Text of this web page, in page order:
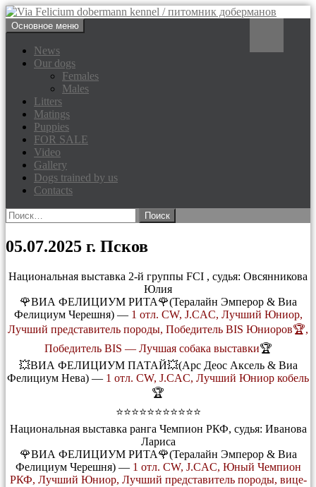
Via Felicium dobermann
kennel / питомник доберманов
Основное меню
к
News
Our dogs
Females
Males
Litters
Matings
Puppies
FOR SALE
Video
Gallery
Dogs trained by us
Contacts
Найти:
05.07.2025 г. Псков
Национальная выставка 2-й группы FCI , судья: Овсянникова
Юлия
🌹ВИА ФЕЛИЦИУМ РИТА🌹(Тералайн Эмперор & Виа
Фелициум Черешня) — 1 отл. CW, J.CAC, Лучший Юниор,
Лучший представитель породы, Победитель BIS Юниоров🏆,
Победитель BIS — Лучшая собака выставки🏆
💥ВИА ФЕЛИЦИУМ ПАТАЙ💥(Арс Деос Аксель & Виа
Фелициум Нева) — 1 отл. CW, J.CAC, Лучший Юниор кобель
🏆
⭐⭐⭐⭐⭐⭐⭐⭐⭐⭐⭐
Национальная выставка ранга Чемпион РКФ, судья: Иванова
Лариса
🌹ВИА ФЕЛИЦИУМ РИТА🌹(Тералайн Эмперор & Виа
Фелициум Черешня) — 1 отл. CW, J.CAC, Юный Чемпион
РКФ, Лучший Юниор, Лучший представитель породы, вице-